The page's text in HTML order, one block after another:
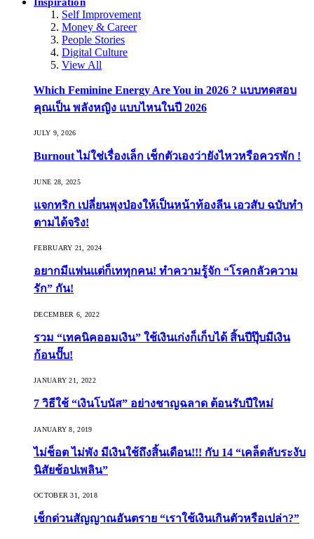
Self Improvement
Money & Career
People Stories
Digital Culture
View All
Which Feminine Energy Are You in 2026 ? แบบทดสอบ
คุณเป็น พลังหญิง แบบไหนในปี 2026
JULY 9, 2026
Burnout ไม่ใช่เรื่องเล็ก เช็กตัวเองว่ายังไหวหรือควรพัก !
JUNE 28, 2025
แจกทริก เปลี่ยนพุงป่องให้เป็นหน้าท้องลีน เอวสับ ฉบับทำ
ตามได้จริง!
FEBRUARY 21, 2024
อยากมีแฟนแต่ก็เททุกคน! ทำความรู้จัก “โรคกลัวความ
รัก” กัน!
DECEMBER 6, 2022
รวม “เทคนิคออมเงิน” ใช้เงินเก่งก็เก็บได้ สิ้นปีปุ๊บมีเงิน
ก้อนปั๊บ!
JANUARY 21, 2022
7 วิธีใช้ “เงินโบนัส” อย่างชาญฉลาด ต้อนรับปีใหม่
JANUARY 8, 2019
ไม่ช็อต ไม่พัง มีเงินใช้ถึงสิ้นเดือน!!! กับ 14 “เคล็ดลับระงับ
นิสัยช้อปเพลิน”
OCTOBER 31, 2018
เช็กด่วนสัญญาณอันตราย “เราใช้เงินเกินตัวหรือเปล่า?”